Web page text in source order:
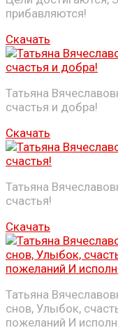
прибавляются!
Скачать
Татьяна
счастья и добра!
Скачать
Татьяна
счастья!
Скачать
Татьяна
снов, Улыбок,
пожеланий И